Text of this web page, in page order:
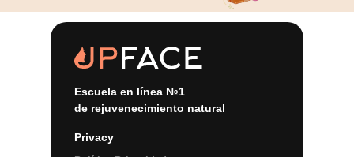
Escuela en línea №1
de rejuvenecimiento natural
Privacy